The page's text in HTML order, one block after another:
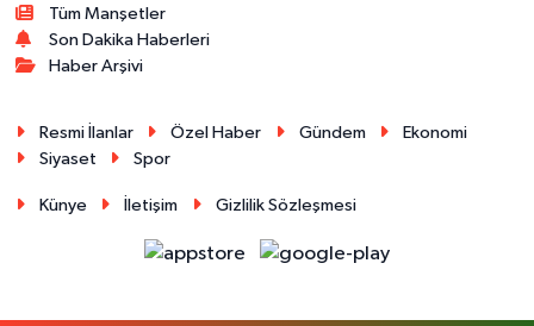
Tüm Manşetler
Son Dakika Haberleri
Haber Arşivi
Resmi İlanlar Özel Haber Gündem
Ekonomi
Siyaset
Spor
Künye İletişim Gizlilik Sözleşmesi